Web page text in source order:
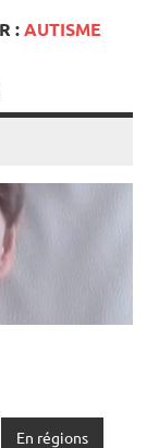
:AUTISME
En régions